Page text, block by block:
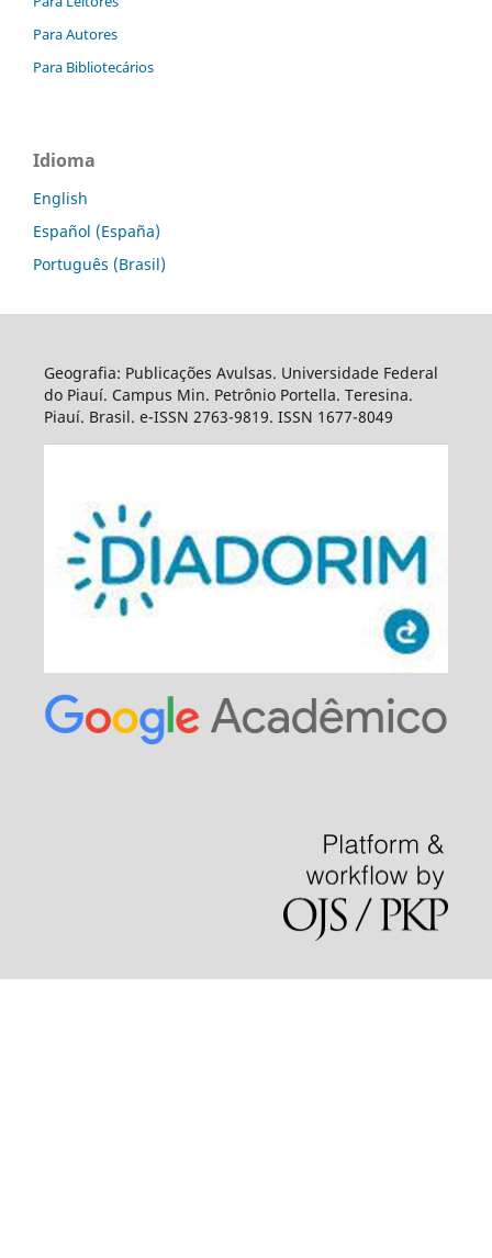
Para Autores
Para Bibliotecários
Idioma
English
Español (España)
Português (Brasil)
Geografia: Publicações Avulsas. Universidade Federal
do Piauí. Campus Min. Petrônio Portella. Teresina.
Piauí. Brasil. e-ISSN 2763-9819. ISSN 1677-8049